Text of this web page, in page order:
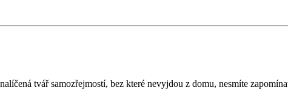
tvář samozřejmostí, bez které nevyjdou z domu, nesmíte